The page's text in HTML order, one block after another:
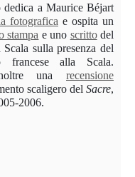
dedica a Maurice Béjart
fotografica e ospita un
stampa e uno scrittodel
Scala sulla presenza del
francese alla Scala.
una recensione
scaligero del Sacre,
2006.